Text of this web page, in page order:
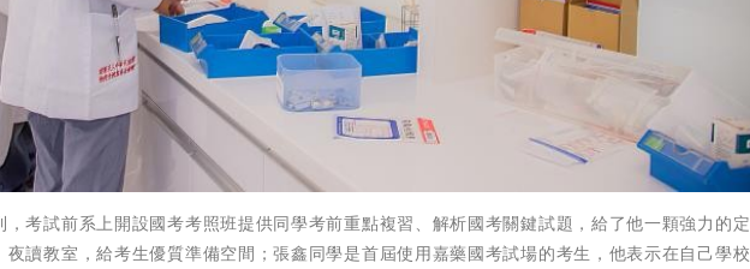
考試前系上開設國考考照班提供同學考前重點複習、解析國考關鍵試題，給了他一顆強力的定
讀教室，給考生優質準備空間；張鑫同學是首屆使用嘉藥國考試場的考生，他表示在自己學校